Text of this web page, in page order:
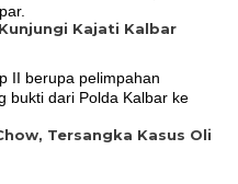
Kajati Kalbar
Tersangka Kasus Oli